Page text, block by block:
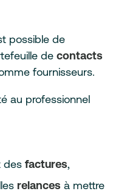
possible de
de contacts
fournisseurs.
au professionnel
des factures,
relances à mettre